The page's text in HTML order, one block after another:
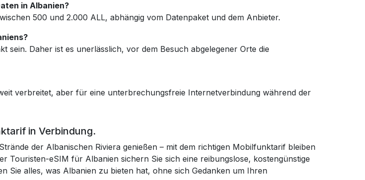
in Albanien?
500 und 2.000 ALL, abhängig vom Datenpaket und dem Anbieter.
sein. Daher ist es unerlässlich, vor dem Besuch abgelegener Orte die
verbreitet, aber für eine unterbrechungsfreie Internetverbindung während der
in Verbindung.
der Albanischen Riviera genießen – mit dem richtigen Mobilfunktarif bleiben
Touristen-eSIM für Albanien sichern Sie sich eine reibungslose, kostengünstige
Sie alles, was Albanien zu bieten hat, ohne sich Gedanken um Ihren